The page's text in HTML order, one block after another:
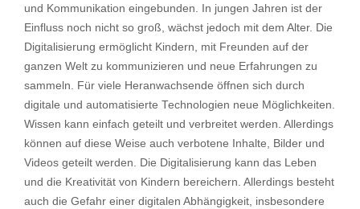
und Kommunikation eingebunden. In jungen Jahren ist der
Einfluss noch nicht so groß, wächst jedoch mit dem Alter. Die
Digitalisierung ermöglicht Kindern, mit Freunden auf der
ganzen Welt zu kommunizieren und neue Erfahrungen zu
sammeln. Für viele Heranwachsende öffnen sich durch
digitale und automatisierte Technologien neue Möglichkeiten.
Wissen kann einfach geteilt und verbreitet werden. Allerdings
können auf diese Weise auch verbotene Inhalte, Bilder und
Videos geteilt werden. Die Digitalisierung kann das Leben
und die Kreativität von Kindern bereichern. Allerdings besteht
auch die Gefahr einer digitalen Abhängigkeit, insbesondere